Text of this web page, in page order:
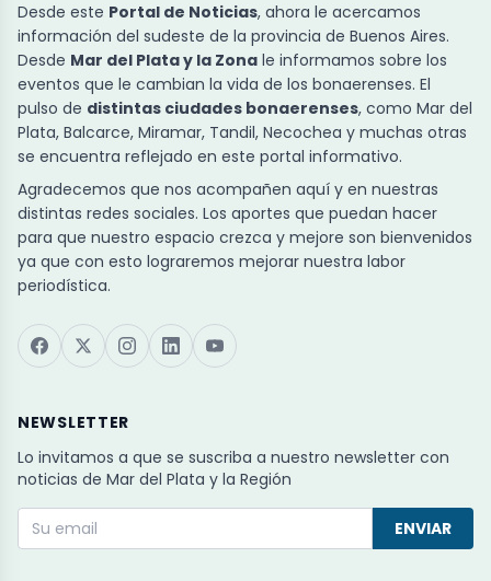
Desde este Portal de Noticias, ahora le acercamos
información del sudeste de la provincia de Buenos Aires.
Desde Mar del Plata y la Zona le informamos sobre los
eventos que le cambian la vida de los bonaerenses. El
pulso de distintas ciudades bonaerenses, como Mar del
Plata, Balcarce, Miramar, Tandil, Necochea y muchas otras
se encuentra reflejado en este portal informativo.
Agradecemos que nos acompañen aquí y en nuestras
distintas redes sociales. Los aportes que puedan hacer
para que nuestro espacio crezca y mejore son bienvenidos
ya que con esto lograremos mejorar nuestra labor
periodística.
NEWSLETTER
Lo invitamos a que se suscriba a nuestro newsletter con
noticias de Mar del Plata y la Región
ENVIAR